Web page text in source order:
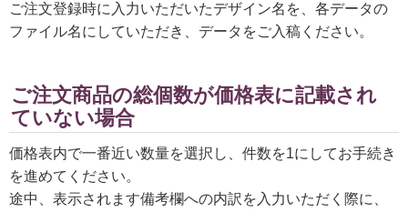
ご注文登録時に入力いただいたデザイン名を、各データの
ファイル名にしていただき、データをご入稿ください。
ご注文商品の総個数が価格表に記載され
ていない場合
価格表内で一番近い数量を選択し、件数を1にしてお手続き
を進めてください。
途中、表示されます備考欄への内訳を入力いただく際に、